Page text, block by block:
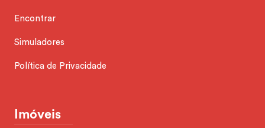
Encontrar
Simuladores
Política de Privacidade
Imóveis